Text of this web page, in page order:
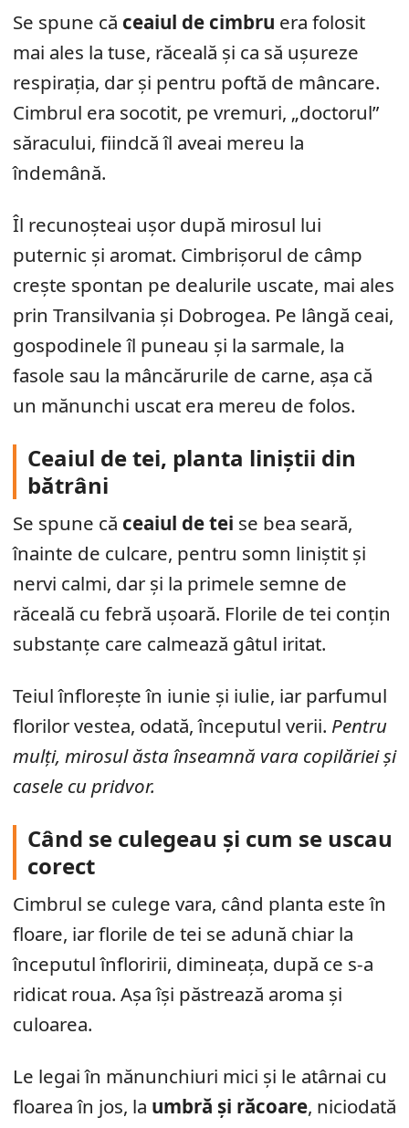
Se spune că ceaiul de cimbru era folosit
mai ales la tuse, răceală și ca să ușureze
respirația, dar și pentru poftă de mâncare.
Cimbrul era socotit, pe vremuri, „doctorul”
săracului, fiindcă îl aveai mereu la
îndemână.
Îl recunoșteai ușor după mirosul lui
puternic și aromat. Cimbrișorul de câmp
crește spontan pe dealurile uscate, mai ales
prin Transilvania și Dobrogea. Pe lângă ceai,
gospodinele îl puneau și la sarmale, la
fasole sau la mâncărurile de carne, așa că
un mănunchi uscat era mereu de folos.
Ceaiul de tei, planta liniștii din
bătrâni
Se spune că ceaiul de tei se bea seară,
înainte de culcare, pentru somn liniștit și
nervi calmi, dar și la primele semne de
răceală cu febră ușoară. Florile de tei conțin
substanțe care calmează gâtul iritat.
Teiul înflorește în iunie și iulie, iar parfumul
florilor vestea, odată, începutul verii. Pentru
mulți, mirosul ăsta înseamnă vara copilăriei și
casele cu pridvor.
Când se culegeau și cum se uscau
corect
Cimbrul se culege vara, când planta este în
floare, iar florile de tei se adună chiar la
începutul înfloririi, dimineața, după ce s-a
ridicat roua. Așa își păstrează aroma și
culoarea.
Le legai în mănunchiuri mici și le atârnai cu
floarea în jos, la umbră și răcoare, niciodată